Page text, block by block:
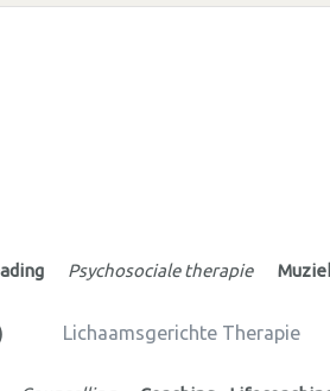
Psychosociale therapie
Lichaamsgerichte Therapie